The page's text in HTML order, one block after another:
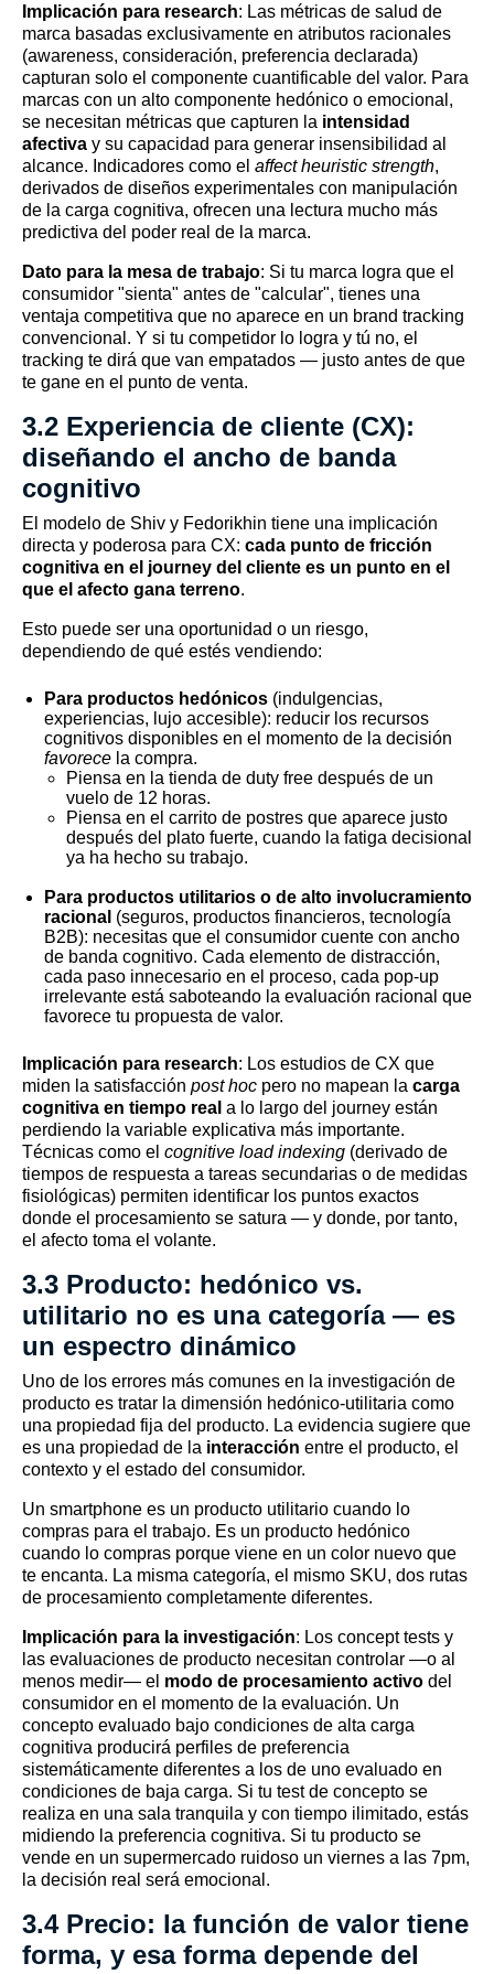
Implicación para research: Las métricas de salud de
marca basadas exclusivamente en atributos racionales
(awareness, consideración, preferencia declarada)
capturan solo el componente cuantificable del valor. Para
marcas con un alto componente hedónico o emocional,
se necesitan métricas que capturen la intensidad
afectiva y su capacidad para generar insensibilidad al
alcance. Indicadores como el affect heuristic strength,
derivados de diseños experimentales con manipulación
de la carga cognitiva, ofrecen una lectura mucho más
predictiva del poder real de la marca.
Dato para la mesa de trabajo: Si tu marca logra que el
consumidor "sienta" antes de "calcular", tienes una
ventaja competitiva que no aparece en un brand tracking
convencional. Y si tu competidor lo logra y tú no, el
tracking te dirá que van empatados — justo antes de que
te gane en el punto de venta.
3.2 Experiencia de cliente (CX):
diseñando el ancho de banda
cognitivo
El modelo de Shiv y Fedorikhin tiene una implicación
directa y poderosa para CX: cada punto de fricción
cognitiva en el journey del cliente es un punto en el
que el afecto gana terreno.
Esto puede ser una oportunidad o un riesgo,
dependiendo de qué estés vendiendo:
Para productos hedónicos (indulgencias,
experiencias, lujo accesible): reducir los recursos
cognitivos disponibles en el momento de la decisión
favorece la compra.
Piensa en la tienda de duty free después de un
vuelo de 12 horas.
Piensa en el carrito de postres que aparece justo
después del plato fuerte, cuando la fatiga decisional
ya ha hecho su trabajo.
Para productos utilitarios o de alto involucramiento
racional (seguros, productos financieros, tecnología
B2B): necesitas que el consumidor cuente con ancho
de banda cognitivo. Cada elemento de distracción,
cada paso innecesario en el proceso, cada pop-up
irrelevante está saboteando la evaluación racional que
favorece tu propuesta de valor.
Implicación para research: Los estudios de CX que
miden la satisfacción post hoc pero no mapean la carga
cognitiva en tiempo real a lo largo del journey están
perdiendo la variable explicativa más importante.
Técnicas como el cognitive load indexing (derivado de
tiempos de respuesta a tareas secundarias o de medidas
fisiológicas) permiten identificar los puntos exactos
donde el procesamiento se satura — y donde, por tanto,
el afecto toma el volante.
3.3 Producto: hedónico vs.
utilitario no es una categoría — es
un espectro dinámico
Uno de los errores más comunes en la investigación de
producto es tratar la dimensión hedónico-utilitaria como
una propiedad fija del producto. La evidencia sugiere que
es una propiedad de la interacción entre el producto, el
contexto y el estado del consumidor.
Un smartphone es un producto utilitario cuando lo
compras para el trabajo. Es un producto hedónico
cuando lo compras porque viene en un color nuevo que
te encanta. La misma categoría, el mismo SKU, dos rutas
de procesamiento completamente diferentes.
Implicación para la investigación: Los concept tests y
las evaluaciones de producto necesitan controlar —o al
menos medir— el modo de procesamiento activo del
consumidor en el momento de la evaluación. Un
concepto evaluado bajo condiciones de alta carga
cognitiva producirá perfiles de preferencia
sistemáticamente diferentes a los de uno evaluado en
condiciones de baja carga. Si tu test de concepto se
realiza en una sala tranquila y con tiempo ilimitado, estás
midiendo la preferencia cognitiva. Si tu producto se
vende en un supermercado ruidoso un viernes a las 7pm,
la decisión real será emocional.
3.4 Precio: la función de valor tiene
forma, y esa forma depende del